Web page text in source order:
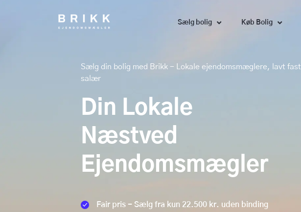
Sælg bolig Køb Bolig
Sælg din bolig med Brikk - Lokale ejendomsmæglere, lavt fast
salær
Din Lokale
Næstved
Ejendomsmægler
Fair pris - Sælg fra kun 22.500 kr. uden binding